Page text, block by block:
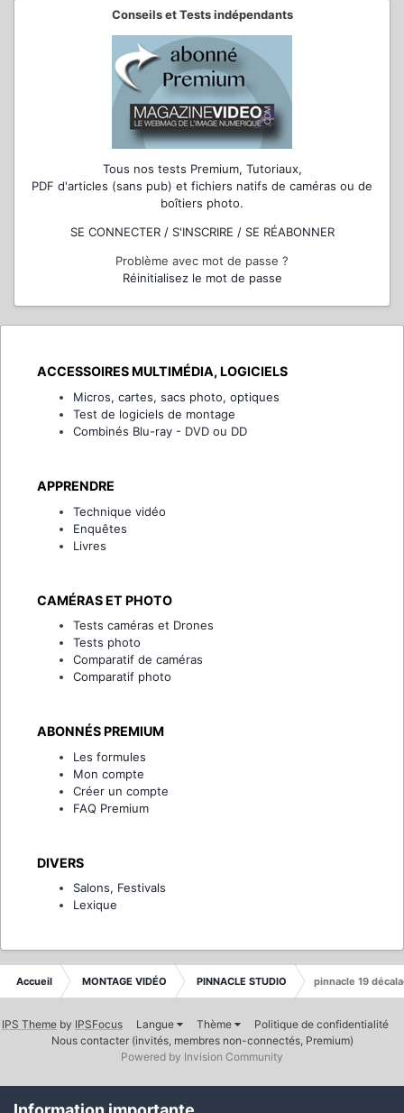
Conseils et Tests indépendants
Tous nos tests Premium, Tutoriaux,
PDF d'articles (sans pub) et fichiers natifs de caméras ou de
boîtiers photo.
SE CONNECTER / S'INSCRIRE / SE RÉABONNER
Problème avec mot de passe ?
Réinitialisez le mot de passe
ACCESSOIRES MULTIMÉDIA, LOGICIELS
Micros, cartes, sacs photo, optiques
Test de logiciels de montage
Combinés Blu-ray - DVD ou DD
APPRENDRE
Technique vidéo
Enquêtes
Livres
CAMÉRAS ET PHOTO
Tests caméras et Drones
Tests photo
Comparatif de caméras
Comparatif photo
ABONNÉS PREMIUM
Les formules
Mon compte
Créer un compte
FAQ Premium
DIVERS
Salons, Festivals
Lexique
Accueil MONTAGE VIDÉO PINNACLE STUDIO pinnacle 19
IPS Theme by IPSFocus Langue Thème
Politique de confidentialité
Nous contacter (invités, membres non-connectés, Premium)
Powered by Invision Community